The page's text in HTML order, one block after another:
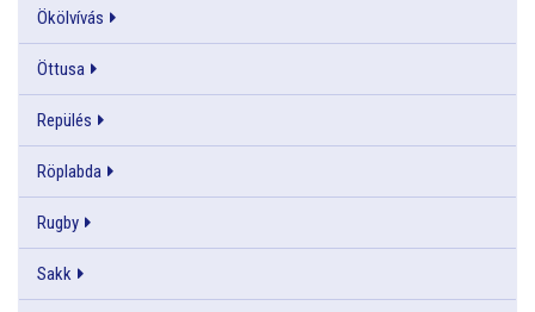
Ökölvívás
Öttusa
Repülés
Röplabda
Rugby
Sakk